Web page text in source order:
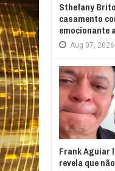
Sthefany
casamento
emocionante
Aug 07, 2026
Frank Aguiar
revela que